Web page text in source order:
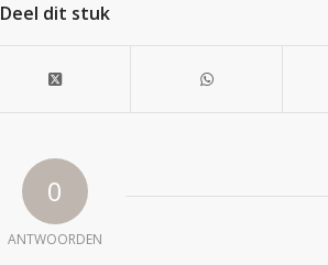
Deel dit stuk
0
ANTWOORDEN